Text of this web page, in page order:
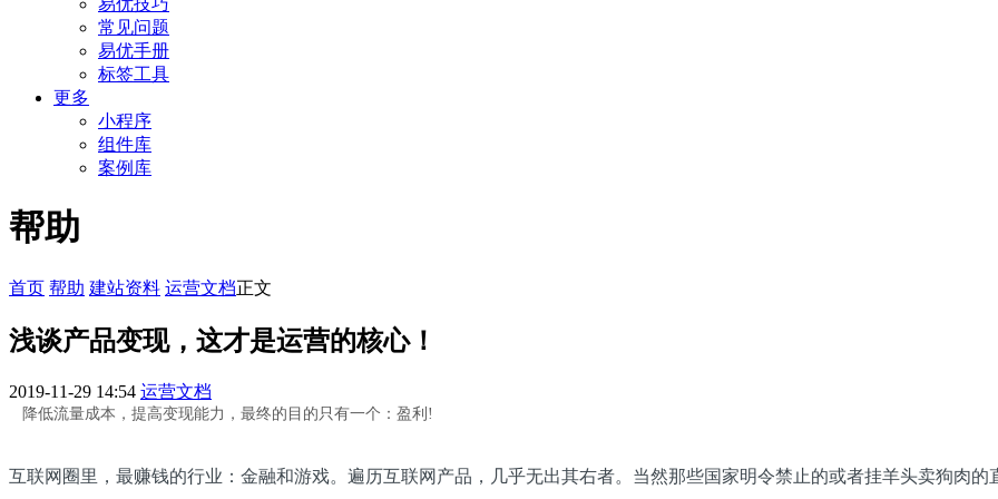
易优技巧
常见问题
易优手册
标签工具
更多
小程序
组件库
案例库
帮助
首页 帮助 建站资料 运营文档正文
浅谈产品变现，这才是运营的核心！
2019-11-29 14:54 运营文档
降低流量成本，提高变现能力，最终的目的只有一个：盈利!
互联网圈里，最赚钱的行业：金融和游戏。遍历互联网产品，几乎无出其右者。当然那些国家明令禁止的或者挂羊头卖狗肉的